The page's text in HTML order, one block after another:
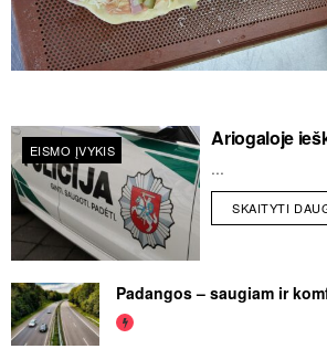
EISMO ĮVYKIS Ariogaloje
...
SKAITYTI
Padangos – saugiam ir